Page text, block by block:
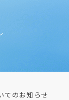
てのお知らせ